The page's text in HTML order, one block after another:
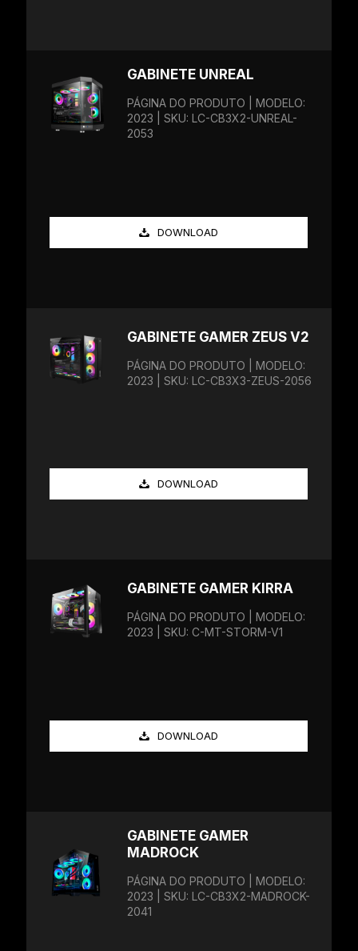
GABINETE UNREAL
PÁGINA DO PRODUTO | MODELO:
2023 | SKU: LC-CB3X2-UNREAL-
2053
DOWNLOAD
GABINETE GAMER ZEUS V2
PÁGINA DO PRODUTO | MODELO:
2023 | SKU: LC-CB3X3-ZEUS-2056
DOWNLOAD
GABINETE GAMER KIRRA
PÁGINA DO PRODUTO | MODELO:
2023 | SKU: C-MT-STORM-V1
DOWNLOAD
GABINETE GAMER
MADROCK
PÁGINA DO PRODUTO | MODELO:
2023 | SKU: LC-CB3X2-MADROCK-
2041